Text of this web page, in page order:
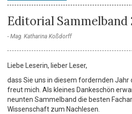
Editorial Sammelband
Mag. Katharina Koßdorff
Liebe Leserin, lieber Leser,
dass Sie uns in diesem fordernden Jahr
freut mich. Als kleines Dankeschön
neunten Sammelband die besten
Wissenschaft zum Nachlesen.